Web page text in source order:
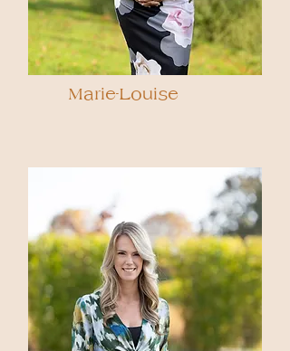
Marie-Louise